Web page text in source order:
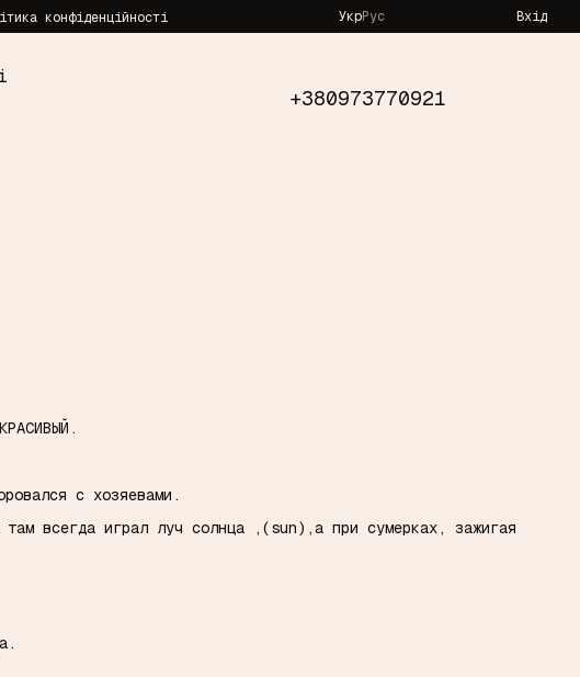
конфіденційності УкрРус Вхід
+380973770921
с хозяевами.
всегда играл луч солнца ,(sun),а при сумерках, зажигая